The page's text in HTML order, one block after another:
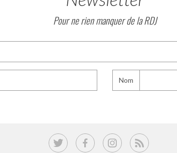
Pour ne rien manquer de la RDJ
Nom